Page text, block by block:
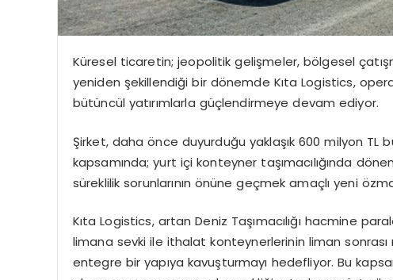
Küresel ticaretin; jeopolitik gelişmeler, bölgesel
yeniden şekillendiği bir dönemde Kıta Logistics,
bütüncül yatırımlarla güçlendirmeye devam ediyor.
Şirket, daha önce duyurduğu yaklaşık 600 milyon TL
kapsamında; yurt içi konteyner taşımacılığında
süreklilik sorunlarının önüne geçmek amaçlı yeni
Kıta Logistics, artan Deniz Taşımacılığı hacmine
limana sevki ile ithalat konteynerlerinin liman sonrası
entegre bir yapıya kavuşturmayı hedefliyor. Bu